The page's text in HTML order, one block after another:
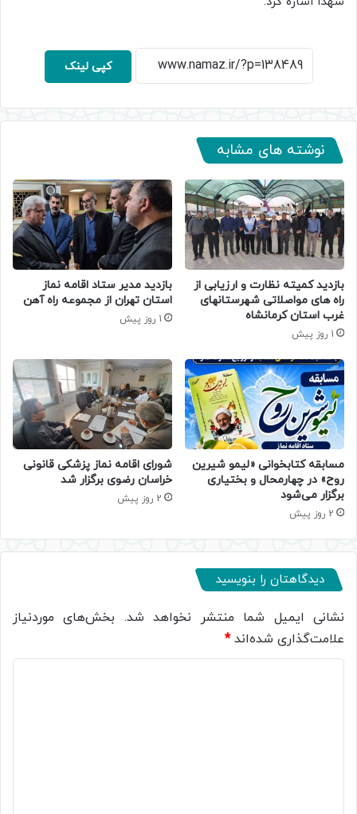
کپی لینک
نوشته های مشابه
بازدید کمیته نظارت و ارزیابی از
راه های مواصلاتی شهرستانهای
غرب استان کرمانشاه
1 روز پیش
بازدید مدیر ستاد اقامه نماز
استان تهران از مجموعه راه آهن
1 روز پیش
مسابقه کتابخوانی «لیمو شیرین
روح» در چهارمحال و بختیاری
برگزار می‌شود
2 روز پیش
شورای اقامه نماز پزشکی قانونی
خراسان رضوی برگزار شد
2 روز پیش
دیدگاهتان را بنویسید
نشانی ایمیل شما منتشر نخواهد شد. بخش‌های موردنیاز
علامت‌گذاری شده‌اند*